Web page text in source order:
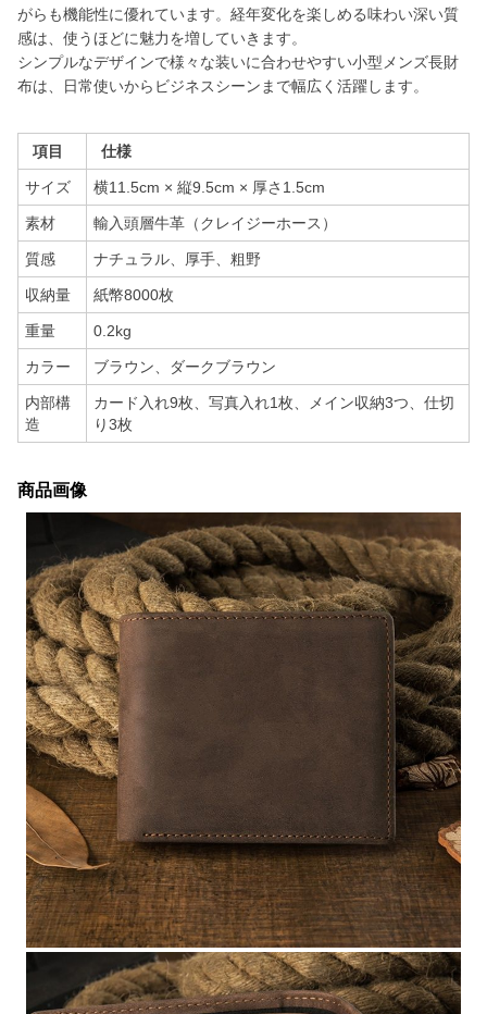
がらも機能性に優れています。経年変化を楽しめる味わい深い質
感は、使うほどに魅力を増していきます。
シンプルなデザインで様々な装いに合わせやすい小型メンズ長財
布は、日常使いからビジネスシーンまで幅広く活躍します。
項目 仕様
サイズ 横11.5cm × 縦9.5cm × 厚さ1.5cm
素材 輸入頭層牛革（クレイジーホース）
質感 ナチュラル、厚手、粗野
収納量 紙幣8000枚
重量 0.2kg
カラー ブラウン、ダークブラウン
内部構
造
カード入れ9枚、写真入れ1枚、メイン収納3つ、仕切
り3枚
商品画像